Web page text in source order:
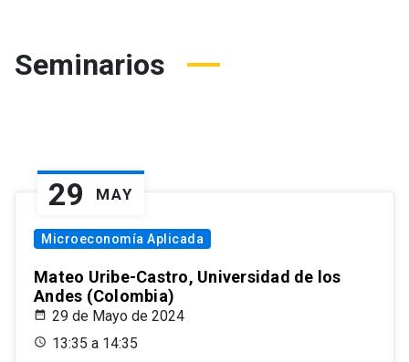
Seminarios
29 MAY
Microeconomía Aplicada
Mateo Uribe-Castro, Universidad de los
Andes (Colombia)
29 de Mayo de 2024
13:35 a 14:35